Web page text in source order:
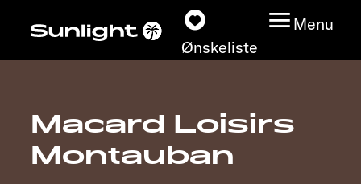
Ønskeliste
Menu
Modeller
Macard Loisirs
Montauban